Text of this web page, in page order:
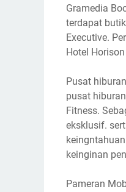
Gramedia
terdapat
Executive.
Hotel
Pusat
pusat
Fitness.
eksklusif.
keinginan
Pameran